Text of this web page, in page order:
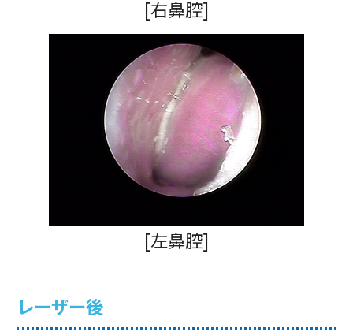
[右鼻腔]
[左鼻腔]
レーザー後